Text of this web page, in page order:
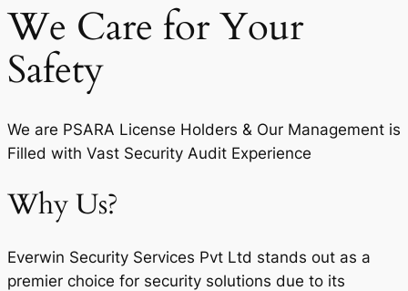
We Care for Your
Safety
We are PSARA License Holders & Our Management is
Filled with Vast Security Audit Experience
Why Us?
Everwin Security Services Pvt Ltd stands out as a
premier choice for security solutions due to its